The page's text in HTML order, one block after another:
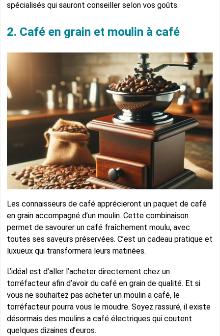
spécialisés qui sauront conseiller selon vos goûts.
2. Café en grain et moulin à café
Les connaisseurs de café apprécieront un paquet de café
en grain accompagné d’un moulin. Cette combinaison
permet de savourer un café fraîchement moulu, avec
toutes ses saveurs préservées. C’est un cadeau pratique et
luxueux qui transformera leurs matinées.
L’idéal est d’aller l’acheter directement chez un
torréfacteur afin d’avoir du café en grain de qualité. Et si
vous ne souhaitez pas acheter un moulin a café, le
torréfacteur pourra vous le moudre. Soyez rassuré, il existe
désormais des moulins a café électriques qui coutent
quelques dizaines d’euros.